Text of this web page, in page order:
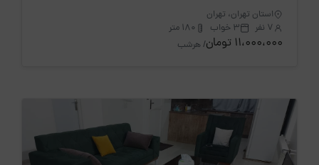
استان تهران، تهران
7 نفر
3 خواب 180 متر
11،000،000 تومان / هرشب